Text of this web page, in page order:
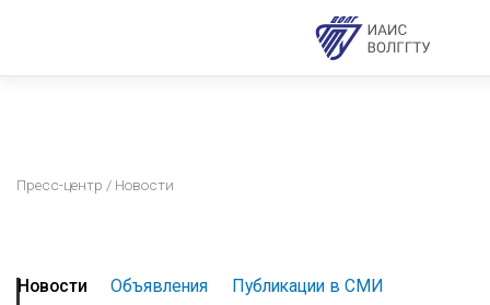
Пресс-центр / Новости
Новости Объявления
Публикации в СМИ